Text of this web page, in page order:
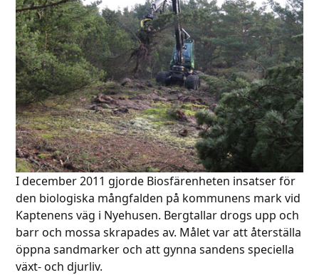
I december 2011 gjorde Biosfärenheten insatser för
den biologiska mångfalden på kommunens mark vid
Kaptenens väg i Nyehusen. Bergtallar drogs upp och
barr och mossa skrapades av. Målet var att återställa
öppna sandmarker och att gynna sandens speciella
växt- och djurliv.